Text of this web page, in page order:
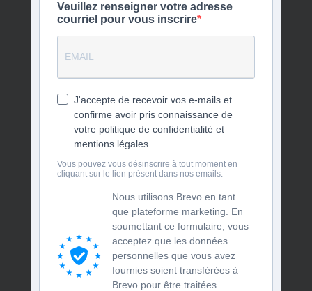
Veuillez renseigner votre adresse
courriel pour vous inscrire
J'accepte de recevoir vos e-mails et
confirme avoir pris connaissance de
votre politique de confidentialité et
mentions légales.
Vous pouvez vous désinscrire à tout moment en
cliquant sur le lien présent dans nos emails.
Nous utilisons Brevo en tant
que plateforme marketing. En
soumettant ce formulaire, vous
acceptez que les données
personnelles que vous avez
fournies soient transférées à
Brevo pour être traitées